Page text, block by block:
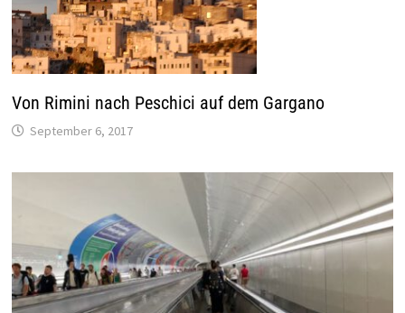
Von Rimini nach Peschici auf dem Gargano
September 6, 2017